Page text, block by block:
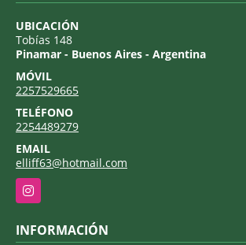
UBICACIÓN
Tobías 148
Pinamar - Buenos Aires - Argentina
MÓVIL
2257529665
TELÉFONO
2254489279
EMAIL
elliff63@hotmail.com
Instagram
INFORMACIÓN